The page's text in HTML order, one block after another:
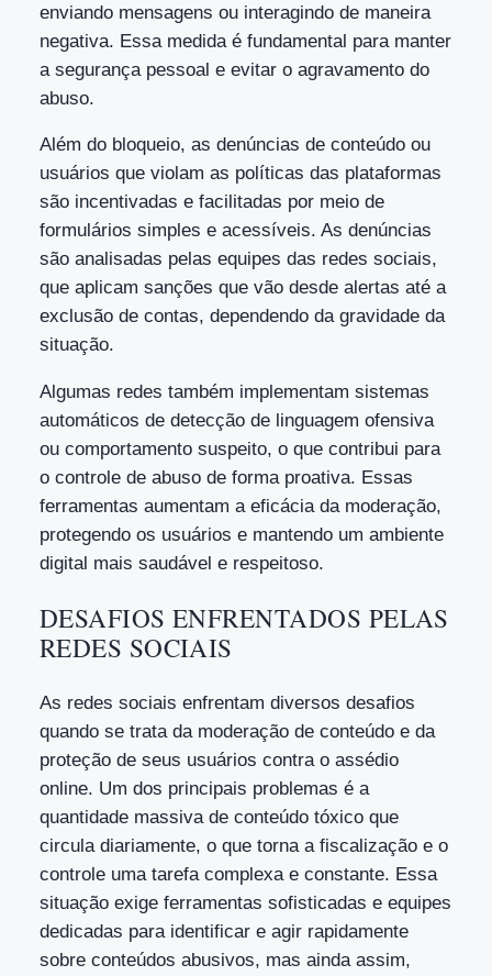
enviando mensagens ou interagindo de maneira
negativa. Essa medida é fundamental para manter
a segurança pessoal e evitar o agravamento do
abuso.
Além do bloqueio, as denúncias de conteúdo ou
usuários que violam as políticas das plataformas
são incentivadas e facilitadas por meio de
formulários simples e acessíveis. As denúncias
são analisadas pelas equipes das redes sociais,
que aplicam sanções que vão desde alertas até a
exclusão de contas, dependendo da gravidade da
situação.
Algumas redes também implementam sistemas
automáticos de detecção de linguagem ofensiva
ou comportamento suspeito, o que contribui para
o controle de abuso de forma proativa. Essas
ferramentas aumentam a eficácia da moderação,
protegendo os usuários e mantendo um ambiente
digital mais saudável e respeitoso.
DESAFIOS ENFRENTADOS PELAS
REDES SOCIAIS
As redes sociais enfrentam diversos desafios
quando se trata da moderação de conteúdo e da
proteção de seus usuários contra o assédio
online. Um dos principais problemas é a
quantidade massiva de conteúdo tóxico que
circula diariamente, o que torna a fiscalização e o
controle uma tarefa complexa e constante. Essa
situação exige ferramentas sofisticadas e equipes
dedicadas para identificar e agir rapidamente
sobre conteúdos abusivos, mas ainda assim,